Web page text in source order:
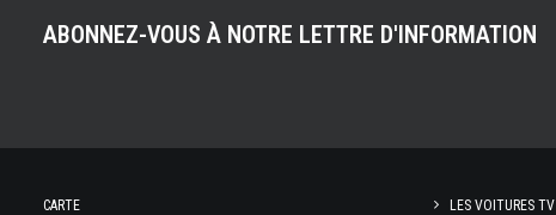
ABONNEZ-VOUS À NOTRE LETTRE D'INFORMATION
CARTE LES VOITURES TV